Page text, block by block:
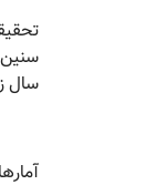
سال